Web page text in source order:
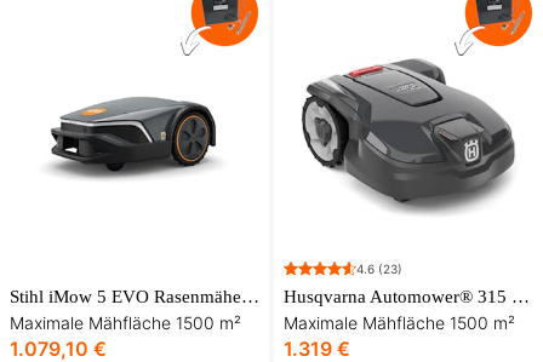
Stihl iMow 5 EVO Rasenmäherroboter - Blitzschutz gratis dazu!
Maximale Mähfläche 1500 m²
1.079,10 €
4.6 (23)
Husqvarna Automower® 315 Mark II Mähroboter
Maximale Mähfläche 1500 m²
1.319 €